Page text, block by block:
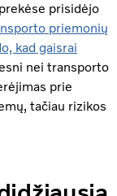
prisidėjo
priemonių
kad gaisrai
nei transporto
prie
tačiau rizikos